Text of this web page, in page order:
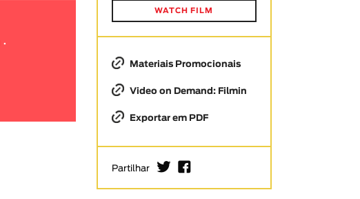
WATCH FILM
Materiais Promocionais
Video on Demand: Filmin
Exportar em PDF
Partilhar I F